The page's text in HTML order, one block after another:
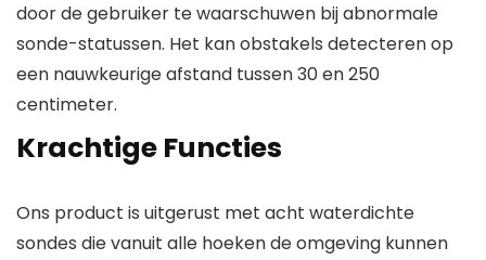
door de gebruiker te waarschuwen bij abnormale
sonde-statussen. Het kan obstakels detecteren op
een nauwkeurige afstand tussen 30 en 250
centimeter.
Krachtige Functies
Ons product is uitgerust met acht waterdichte
sondes die vanuit alle hoeken de omgeving kunnen